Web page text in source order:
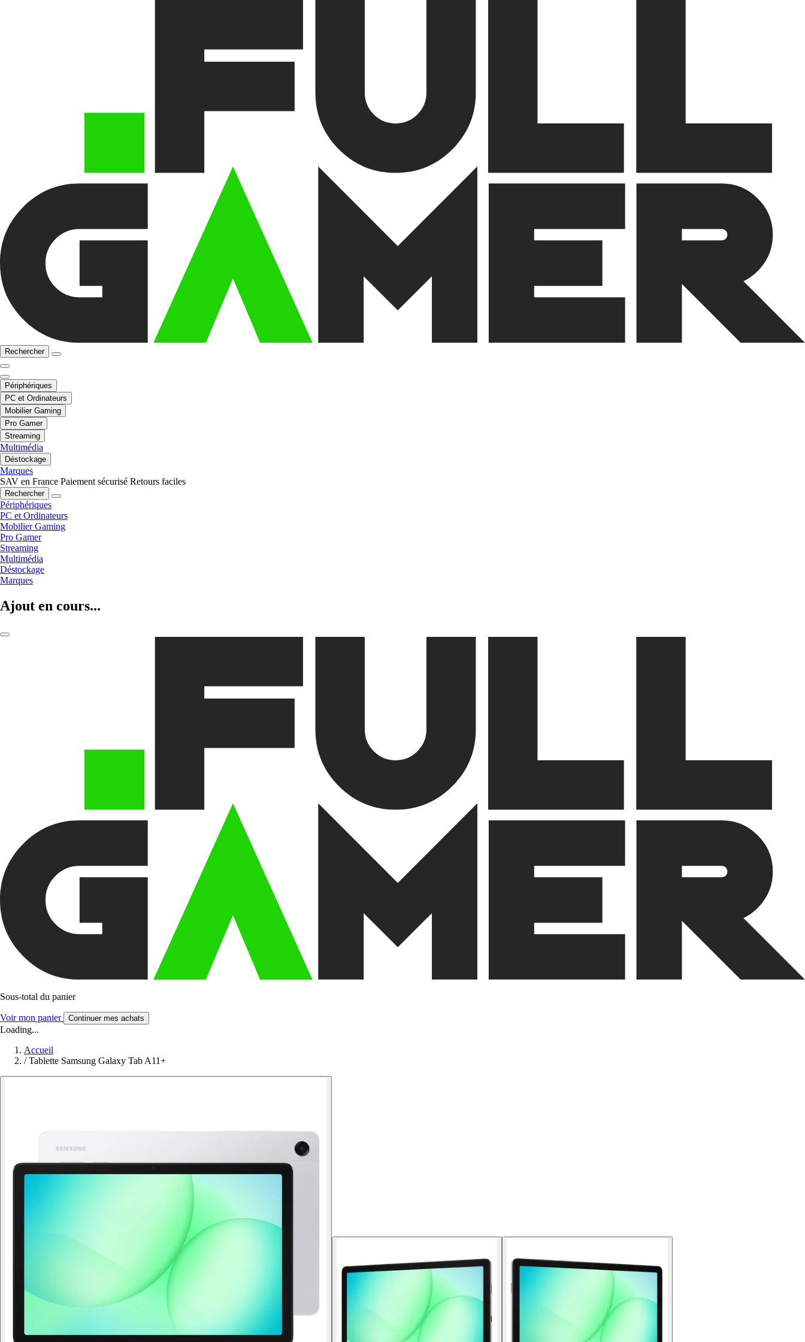
Rechercher
Périphériques
PC et Ordinateurs
Mobilier Gaming
Pro Gamer
Streaming
Multimédia
Déstockage
Marques
SAV en France Paiement sécurisé Retours faciles
Rechercher
Périphériques
PC et Ordinateurs
Mobilier Gaming
Pro Gamer
Streaming
Multimédia
Déstockage
Marques
Ajout en cours...
Sous-total du panier
Voir mon panier Continuer mes achats
Loading...
Accueil
/ Tablette Samsung Galaxy Tab A11+